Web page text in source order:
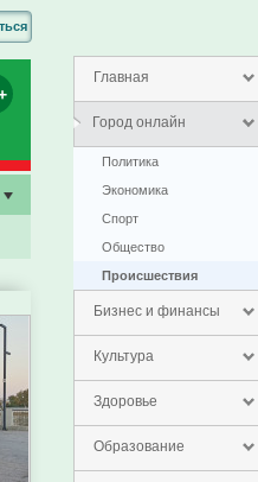
Главная
Город онлайн
Политика
Экономика
Спорт
Общество
Проиcшествия
Бизнес и финансы
Культура
Здоровье
Образование